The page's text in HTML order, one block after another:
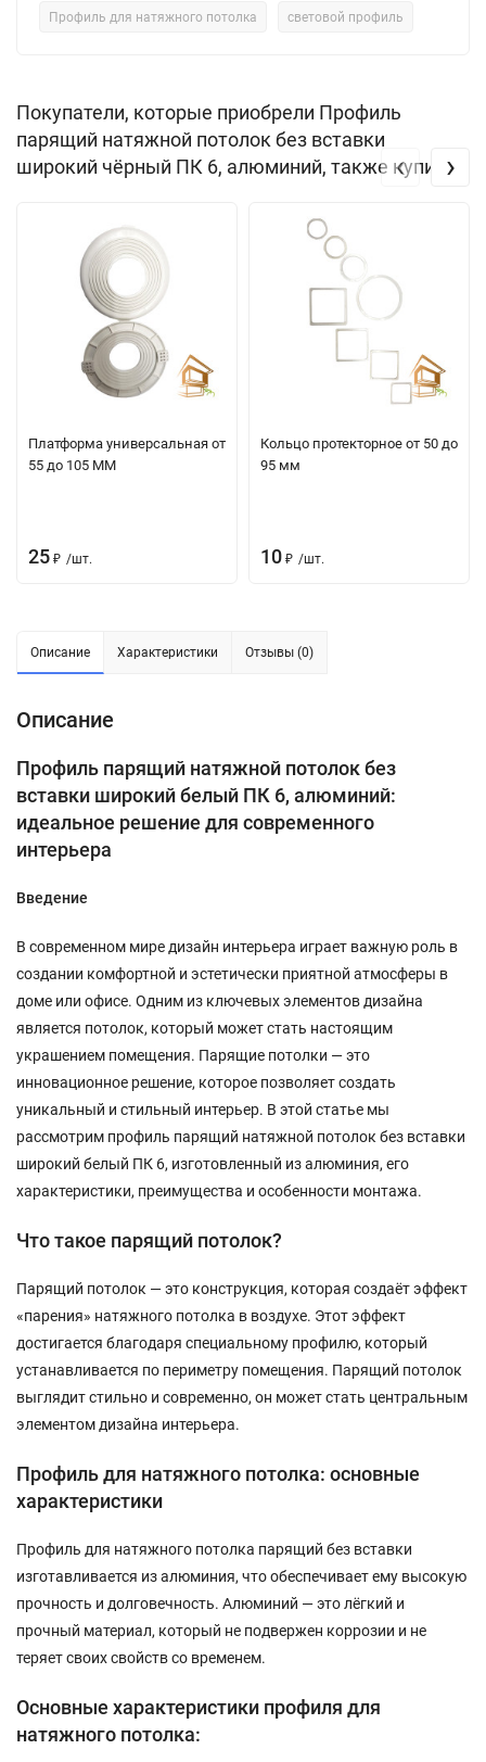
Профиль для натяжного потолка световой профиль
Покупатели, которые приобрели Профиль
парящий натяжной потолок без вставки
широкий чёрный ПК 6, алюминий, также купили
Платформа универсальная от
55 до 105 ММ
25 ₽ /шт.
Кольцо протекторное от 50 до
95 мм
10 ₽ /шт.
‹ ›
Описание Характеристики Отзывы (0)
Описание
Профиль парящий натяжной потолок без
вставки широкий белый ПК 6, алюминий:
идеальное решение для современного
интерьера
Введение
В современном мире дизайн интерьера играет важную роль в
создании комфортной и эстетически приятной атмосферы в
доме или офисе. Одним из ключевых элементов дизайна
является потолок, который может стать настоящим
украшением помещения. Парящие потолки — это
инновационное решение, которое позволяет создать
уникальный и стильный интерьер. В этой статье мы
рассмотрим профиль парящий натяжной потолок без вставки
широкий белый ПК 6, изготовленный из алюминия, его
характеристики, преимущества и особенности монтажа.
Что такое парящий потолок?
Парящий потолок — это конструкция, которая создаёт эффект
«парения» натяжного потолка в воздухе. Этот эффект
достигается благодаря специальному профилю, который
устанавливается по периметру помещения. Парящий потолок
выглядит стильно и современно, он может стать центральным
элементом дизайна интерьера.
Профиль для натяжного потолка: основные
характеристики
Профиль для натяжного потолка парящий без вставки
изготавливается из алюминия, что обеспечивает ему высокую
прочность и долговечность. Алюминий — это лёгкий и
прочный материал, который не подвержен коррозии и не
теряет своих свойств со временем.
Основные характеристики профиля для
натяжного потолка: